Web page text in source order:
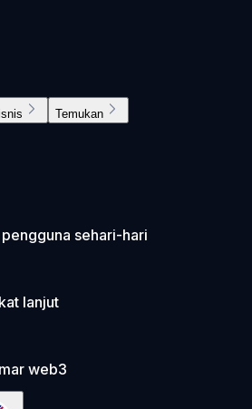
Temukan
pengguna sehari-hari
lanjut
web3